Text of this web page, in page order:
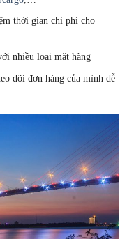
thời gian chi phí cho
nhiều loại mặt hàng
dõi đơn hàng của mình dễ